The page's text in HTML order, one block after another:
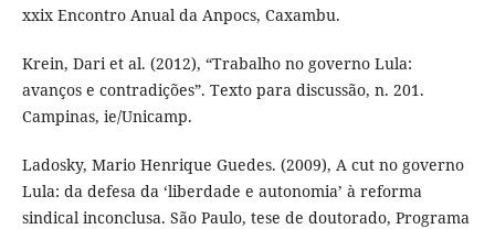
xxix Encontro Anual da Anpocs, Caxambu.
Krein, Dari et al. (2012), “Trabalho no governo Lula:
avanços e contradições”. Texto para discussão, n. 201.
Campinas, ie/Unicamp.
Ladosky, Mario Henrique Guedes. (2009), A cut no governo
Lula: da defesa da ‘liberdade e autonomia’ à reforma
sindical inconclusa. São Paulo, tese de doutorado, Programa